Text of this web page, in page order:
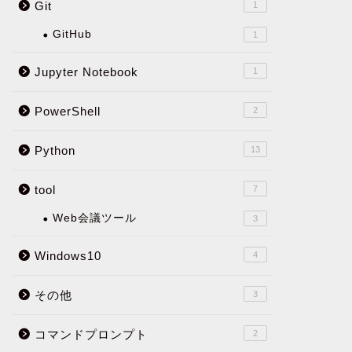
Git 1
GitHub 1
Jupyter Notebook 1
PowerShell 2
Python 13
tool 7
Web会議ツール 3
Windows10 4
その他 3
コマンドプロンプト 2